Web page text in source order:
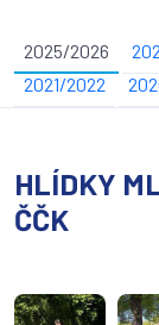
2025/2026
2021/2022
HLÍDKY
ČČK